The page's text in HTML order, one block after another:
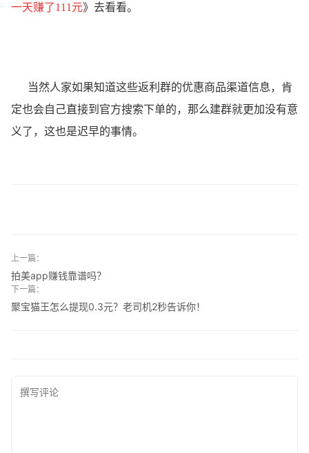
一天赚了111元》去看看。
当然人家如果知道这些返利群的优惠商品渠道信息，肯
定也会自己直接到官方搜索下单的，那么建群就更加没有意
义了，这也是迟早的事情。
上一篇：
拍美app赚钱靠谱吗？
下一篇：
聚宝猫王怎么提现0.3元？老司机2秒告诉你！